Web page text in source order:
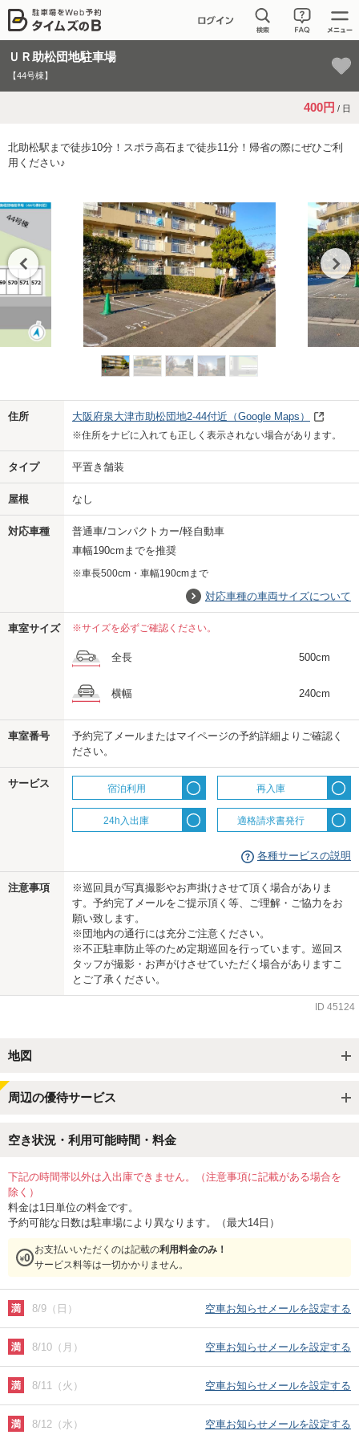
ＵＲ助松団地駐車場
【44号棟】
400円 / 日
北助松駅まで徒歩10分！スポラ高石まで徒歩11分！帰省の際にぜひご利
用ください♪
Previo
us
住所 大阪府泉大津市助松団地2-44付近 （Google Maps）
※住所をナビに入れても正しく表示されない場合があります。
タイプ 平置き舗装
屋根 なし
対応車種
普通車/コンパクトカー/軽自動車
車幅190cmまでを推奨
※車長500cm・車幅190cmまで
対応車種の車両サイズについて
車室サイズ ※サイズを必ずご確認ください。
全長 500cm
横幅 240cm
車室番号
予約完了メールまたはマイページの予約詳細よりご確認く
ださい。
サービス 宿泊利用 再入庫
24h入出庫 適格請求書発行
各種サービスの説明
注意事項
※巡回員が写真撮影やお声掛けさせて頂く場合がありま
す。予約完了メールをご提示頂く等、ご理解・ご協力をお
願い致します。
※団地内の通行には充分ご注意ください。
※不正駐車防止等のため定期巡回を行っています。巡回ス
タッフが撮影・お声がけさせていただく場合がありますこ
とご了承ください。
ID 45124
地図
周辺の優待サービス
空き状況・利用可能時間・料金
下記の時間帯以外は入出庫できません。（注意事項に記載がある場合を
除く）
料金は1日単位の料金です。
予約可能な日数は駐車場により異なります。（最大14日）
お支払いいただくのは記載の利用料金のみ！
サービス料等は一切かかりません。
8/9（日） 空車お知らせメールを設定する
8/10（月） 空車お知らせメールを設定する
8/11（火） 空車お知らせメールを設定する
8/12（水） 空車お知らせメールを設定する